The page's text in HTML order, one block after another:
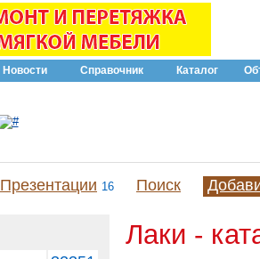
Новости Справочник Каталог
Презентации 16 Поиск
Лаки -